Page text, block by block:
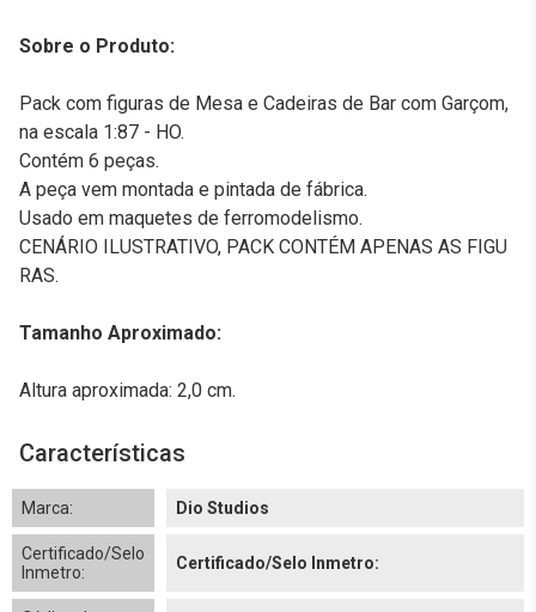
Sobre o Produto:
Pack com figuras de Mesa e Cadeiras de Bar com Garçom,
na escala 1:87 - HO.
Contém 6 peças.
A peça vem montada e pintada de fábrica.
Usado em maquetes de ferromodelismo.
CENÁRIO ILUSTRATIVO, PACK CONTÉM APENAS AS FIGU
RAS.
Tamanho Aproximado:
Altura aproximada: 2,0 cm.
Características
Marca: Dio Studios
Certificado/Selo
Inmetro:
Certificado/Selo Inmetro: